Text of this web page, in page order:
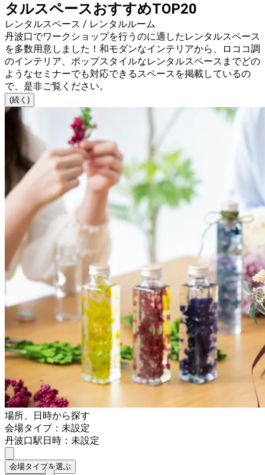
タルスペースおすすめTOP20
レンタルスペース / レンタルルーム
丹波口でワークショップを行うのに適したレンタルスペース
を多数用意しました！和モダンなインテリアから、ロココ調
のインテリア、ポップスタイルなレンタルスペースまでどの
ようなセミナーでも対応できるスペースを掲載しているの
で、是非ご覧ください。
(続く)
場所、日時から探す
会場タイプ：未設定
丹波口駅日時：未設定
会場タイプを選ぶ